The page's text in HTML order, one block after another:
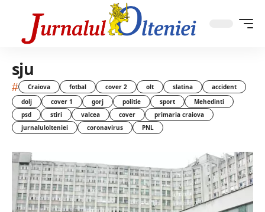
sju
# Craiova fotbal cover 2 olt slatina
accident
dolj
cover 1 gorj politie sport
Mehedinti
psd
stiri valcea cover
primaria craiova
jurnalulolteniei
coronavirus PNL